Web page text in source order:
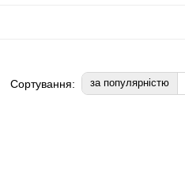
Сортування: за популярністю